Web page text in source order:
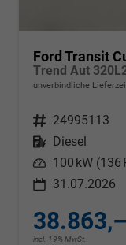
Ford Transit
Trend Aut
unverbindliche
Fahrzeugnr. 24995113
Kraftstoff
Diesel
Leistung 100 kW (136
31.07.2026
incl. 19% MwSt.